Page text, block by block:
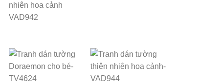
nhiên hoa cảnh
VAD942